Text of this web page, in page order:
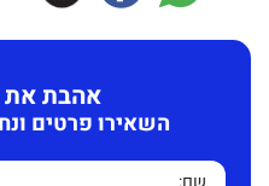
אהבת את
השאירו פרטים